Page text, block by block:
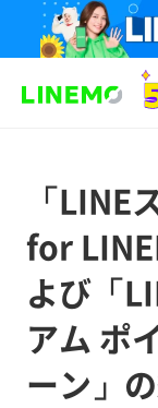
「LINE
for
よび「
アム ポ
ーン」